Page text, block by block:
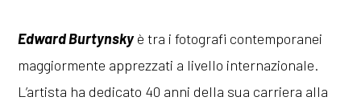
Edward Burtynskyè tra i fotografi contemporanei
maggiormente apprezzati a livello internazionale.
L’artista ha dedicato 40 anni della sua carriera alla